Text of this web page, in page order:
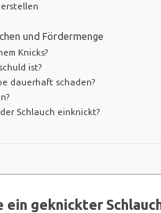
und Fördermenge
Knicks?
ist?
dauerhaft schaden?
Schlauch einknickt?
geknickter